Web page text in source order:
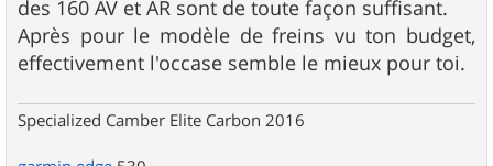
des 160 AV et AR sont de toute façon suffisant.
Après pour le modèle de freins vu ton budget,
effectivement l'occase semble le mieux pour toi.
Specialized Camber Elite Carbon 2016